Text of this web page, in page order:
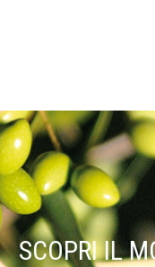
SCOPRI IL